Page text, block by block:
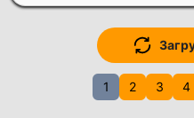
1 2 3 4